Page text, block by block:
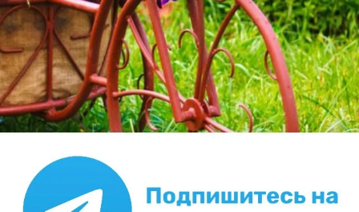
ухудшается усвоение ижелеза и магния. Это может
влиять на цветение Попробуйте алюминевые
квасцы( продают подкислитель для гортензий на их
основе) Вместе с этим опрыскивайте ферровитом и
фитоспорином по инструкции. Ферровит для
обогащения железом и для фотосинтеза а
фитоспорин прекрасное средство на основе
микроорганизмов буквально лечит растение от
вирусов
Ответить ✿ 1Спасибо!